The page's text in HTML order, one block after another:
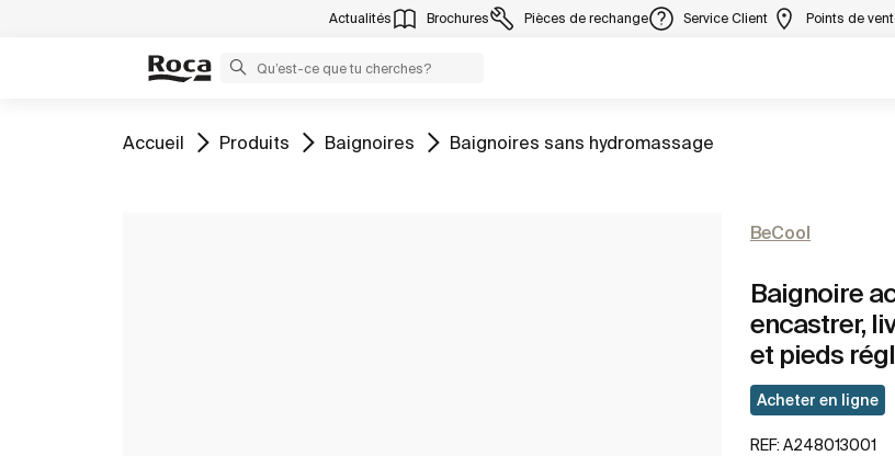
Actualités Brochures Pièces de rechange Service Client Points de
Aller à
Accueil Aller à
Produits Aller à
Baignoires Aller à
Baignoires sans hydromassage
BeCool
Baignoire
encastrer,
et pieds
Acheter en ligne
REF: A248013001